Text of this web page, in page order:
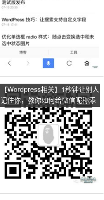
【Wordpress相关】1秒钟让别人
记住你，教你如何给微信昵称添
加下划线